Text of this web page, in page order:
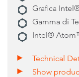
Grafica
Gamma di
Intel®
Technical
Show